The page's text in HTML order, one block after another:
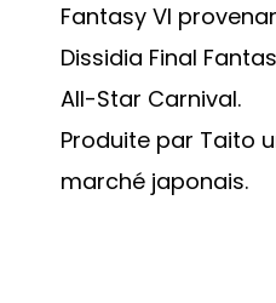
Fantasy VI
Dissidia Final
All-Star Carnival.
Produite par Taito
marché japonais.